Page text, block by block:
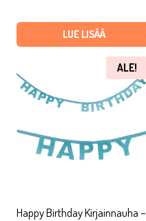
LUE LISÄÄ
ALE!
Happy Birthday Kirjainnauha –